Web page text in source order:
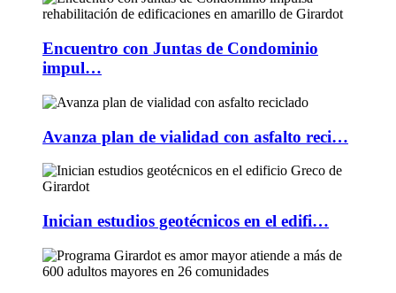
Encuentro con Juntas de Condominio
impul…
Avanza plan de vialidad con asfalto reci…
Inician estudios geotécnicos en el edifi…